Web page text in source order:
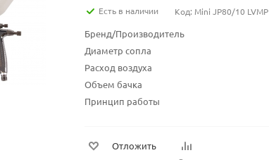
Есть в наличии Код: Mini JP80/10 LVMP
Бренд/Производитель
Диаметр сопла
Расход воздуха
Объем бачка
Принцип работы
Отложить